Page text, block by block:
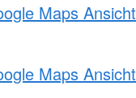
Maps Ansicht
Maps Ansicht